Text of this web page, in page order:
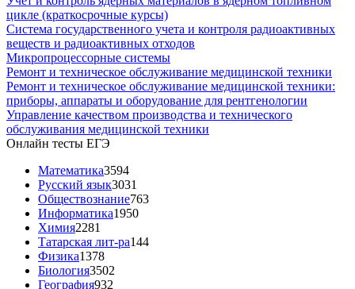
цикле (краткосрочные курсы)
Система государственного учета и контроля радиоактивных
веществ и радиоактивных отходов
Микропроцессорные системы
Ремонт и техническое обслуживание медицинской техники
Ремонт и техническое обслуживание медицинской техники:
приборы, аппараты и оборудование для рентгенологии
Управление качеством производства и технического
обслуживания медицинской техники
Онлайн тесты ЕГЭ
Математика3594
Русский язык3031
Обществознание763
Информатика1950
Химия2281
Татарская лит-ра144
Физика1378
Биология3502
География932